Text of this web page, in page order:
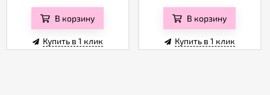
В корзину
Купить в 1 клик
В корзину
Купить в 1 клик